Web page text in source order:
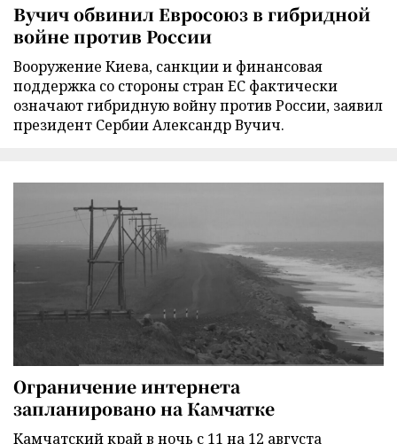
Вучич обвинил Евросоюз в гибридной
войне против России
Вооружение Киева, санкции и финансовая
поддержка со стороны стран ЕС фактически
означают гибридную войну против России, заявил
президент Сербии Александр Вучич.
Ограничение интернета
запланировано на Камчатке
Камчатский край в ночь с 11 на 12 августа